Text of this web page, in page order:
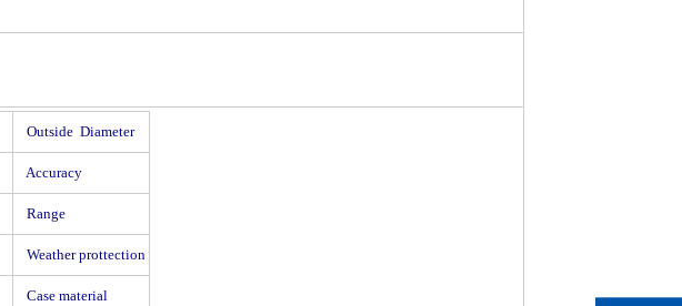
Outside Diameter
Accuracy
Range
Weather prottection
Case material